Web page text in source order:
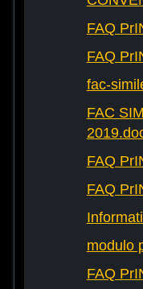
FAQ
FAQ
fac-
FAC
FAQ
FAQ
modulo
FAQ